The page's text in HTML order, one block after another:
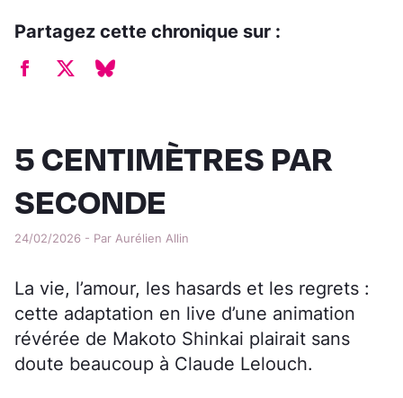
5 CENTIMÈTRES PAR
SECONDE
24/02/2026 - Par Aurélien Allin
La vie, l’amour, les hasards et les regrets :
cette adaptation en live d’une animation
révérée de Makoto Shinkai plairait sans
doute beaucoup à Claude Lelouch.
Partagez cette chronique sur :